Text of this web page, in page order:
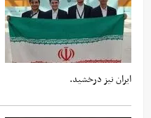
ایران نیز درخشید.